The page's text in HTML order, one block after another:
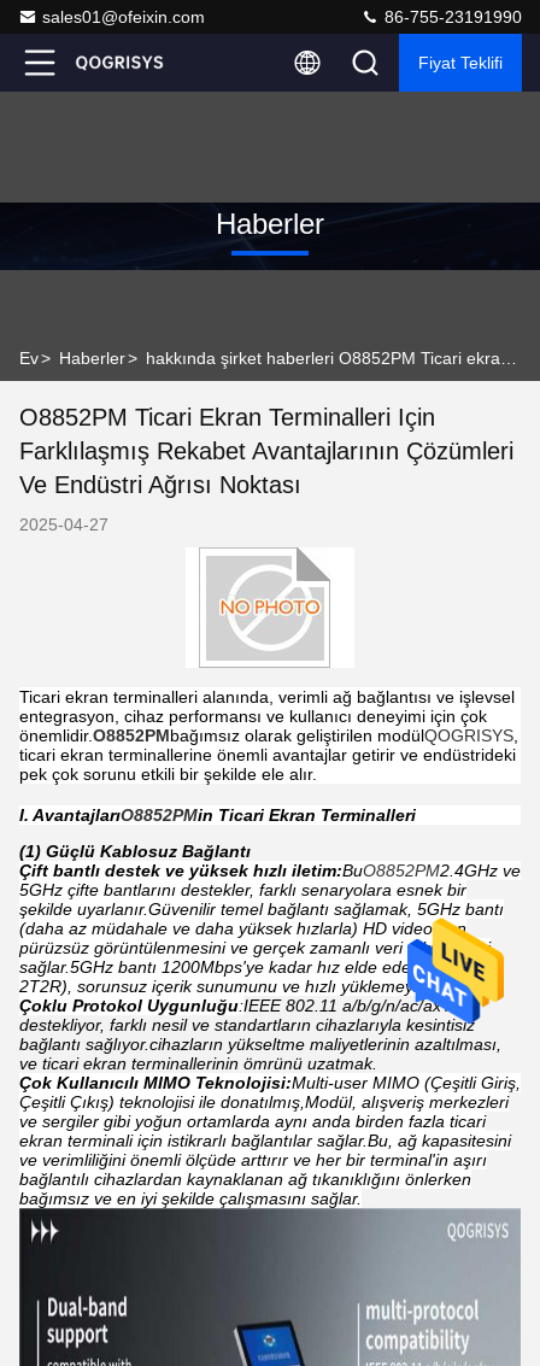
sales01@ofeixin.com 86-755-23191990
Fiyat Teklifi
Haberler
Ev> Haberler>
O8852PM Ticari Ekran Terminalleri Için
Farklılaşmış Rekabet Avantajlarının Çözümleri
Ve Endüstri Ağrısı Noktası
2025-04-27
Ticari ekran terminalleri alanında, verimli ağ bağlantısı ve işlevsel
entegrasyon, cihaz performansı ve kullanıcı deneyimi için çok
önemlidir.O8852PMbağımsız olarak geliştirilen modülQOGRISYS
ticari ekran terminallerine önemli avantajlar getirir ve endüstrideki
pek çok sorunu etkili bir şekilde ele alır.
I. AvantajlarıO8852PMin Ticari Ekran Terminalleri
(1) Güçlü Kablosuz Bağlantı
Çift bantlı destek ve yüksek hızlı iletim:BuO8852PM2.4GHz ve
5GHz çifte bantlarını destekler, farklı senaryolara esnek bir
şekilde uyarlanır.Güvenilir temel bağlantı sağlamak, 5GHz bantı
(daha az müdahale ve daha yüksek hızlarla) HD videoların
pürüzsüz görüntülenmesini ve gerçek zamanlı veri etkileşimini
sağlar.5GHz bantı 1200Mbps'ye kadar hız elde eder (5G HE80
2T2R), sorunsuz içerik sunumunu ve hızlı yüklemeyi sağlar.
Çoklu Protokol Uygunluğu:IEEE 802.11 a/b/g/n/ac/ax'i
destekliyor, farklı nesil ve standartların cihazlarıyla kesintisiz
bağlantı sağlıyor.cihazların yükseltme maliyetlerinin azaltılması,
ve ticari ekran terminallerinin ömrünü uzatmak.
Çok Kullanıcılı MIMO Teknolojisi:Multi-user MIMO (Çeşitli Giriş,
Çeşitli Çıkış) teknolojisi ile donatılmış,Modül, alışveriş merkezleri
ve sergiler gibi yoğun ortamlarda aynı anda birden fazla ticari
ekran terminali için istikrarlı bağlantılar sağlar.Bu, ağ kapasitesini
ve verimliliğini önemli ölçüde arttırır ve her bir terminal'in aşırı
bağlantılı cihazlardan kaynaklanan ağ tıkanıklığını önlerken
bağımsız ve en iyi şekilde çalışmasını sağlar.